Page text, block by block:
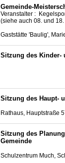
Gemeinde-
Veranstalter :
(siehe auch 08. und
Gaststätte 'Baulig',
Sitzung des Kinder-
Sitzung des Haupt-
Rathaus, Hauptstraße
Sitzung des
Gemeinde
Schulzentrum Much,